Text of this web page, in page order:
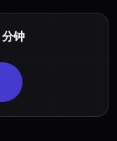
钟